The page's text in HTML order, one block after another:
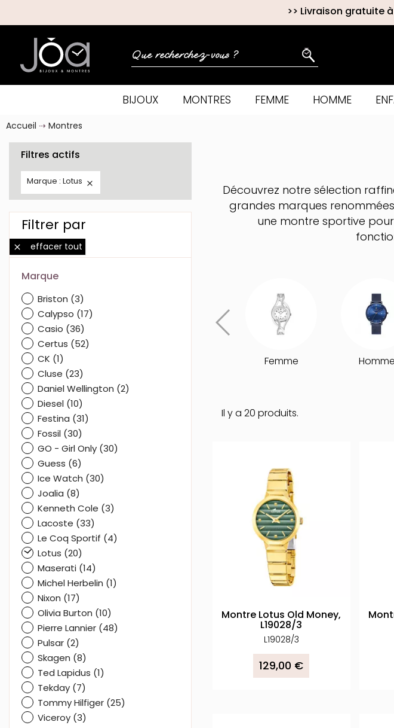
>> Livraison gratuite
BIJOUX MONTRES FEMME HOMME
Accueil Montres
Filtres actifs
Marque : Lotus 
Filtrer par
 effacer tout
Marque
Briston (3)
Calypso (17)
Casio (36)
Certus (52)
CK (1)
Cluse (23)
Daniel Wellington (2)
Diesel (10)
Festina (31)
Fossil (30)
GO - Girl Only (30)
Guess (6)
Ice Watch (30)
Joalia (8)
Kenneth Cole (3)
Lacoste (33)
Le Coq Sportif (4)
Lotus (20)
Maserati (14)
Michel Herbelin (1)
Nixon (17)
Olivia Burton (10)
Pierre Lannier (48)
Pulsar (2)
Skagen (8)
Ted Lapidus (1)
Tekday (7)
Tommy Hilfiger (25)
Viceroy (3)
Découvrez notre sélection
grandes marques
une montre sportive
Femme Homme
Il y a 20 produits.
Montre Lotus Old Money,
L19028/3
L19028/3
129,00 €